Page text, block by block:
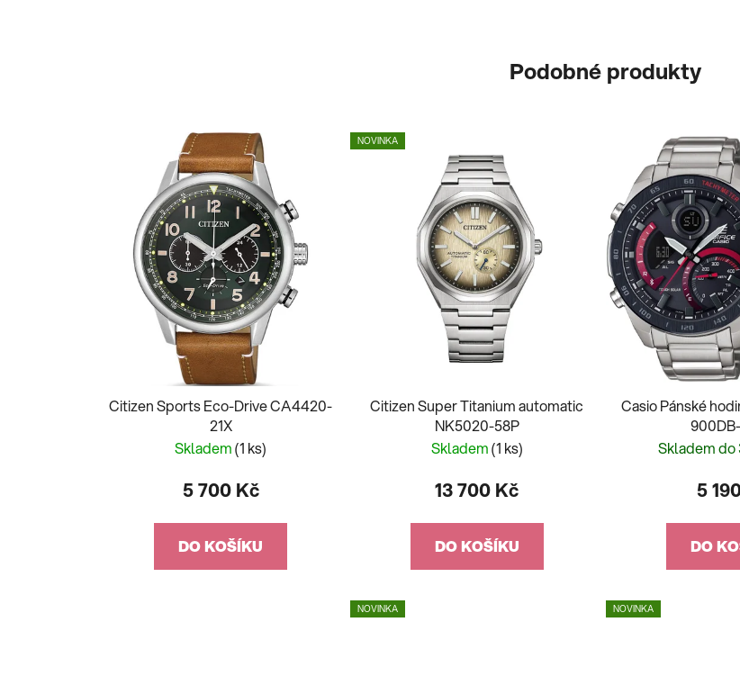
Podobné produkty
Citizen Sports Eco-Drive CA4420-
21X
Skladem(1 ks)
5 700 Kč
DO KOŠÍKU
NOVINKA
Citizen Super Titanium automatic
NK5020-58P
Skladem(1 ks)
13 700 Kč
DO KOŠÍKU
Casio Pánské
Skladem do
5
DO
NOVINKA NOVINKA